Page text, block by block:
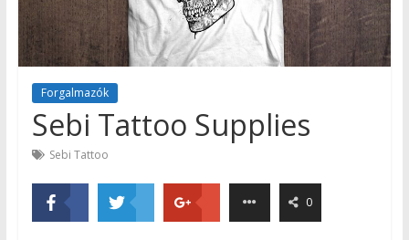
Forgalmazók
Sebi Tattoo Supplies
Sebi Tattoo
0